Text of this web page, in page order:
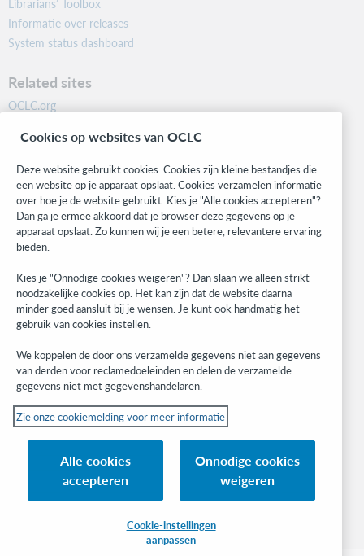
Librarians’ Toolbox
Informatie over releases
System status dashboard
Related sites
OCLC.org
Community
Research
WebJunction
Developer Network
Stay in the know.
Get the latest product updates, research, events, and much more—
right to your inbox.
Subscribe now
© 2023 OCLC
Inc. en buitenlandse filialen
Cookiemelding Lijst met cookies en cookie-instellingen Privacybeleid
Cookies op websites van OCLC
Deze website gebruikt cookies. Cookies zijn kleine bestandjes die
een website op je apparaat opslaat. Cookies verzamelen informatie
over hoe je de website gebruikt. Kies je "Alle cookies accepteren"?
Dan ga je ermee akkoord dat je browser deze gegevens op je
apparaat opslaat. Zo kunnen wij je een betere, relevantere ervaring
bieden.
Kies je "Onnodige cookies weigeren"? Dan slaan we alleen strikt
noodzakelijke cookies op. Het kan zijn dat de website daarna
minder goed aansluit bij je wensen. Je kunt ook handmatig het
gebruik van cookies instellen.
We koppelen de door ons verzamelde gegevens niet aan gegevens
van derden voor reclamedoeleinden en delen de verzamelde
gegevens niet met gegevenshandelaren.
Zie onze cookiemelding voor meer informatie
Alle cookies
accepteren
Onnodige cookies
weigeren
Cookie-instellingen
aanpassen